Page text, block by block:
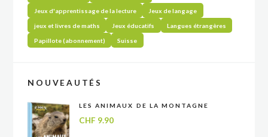
Jeux d'apprentissage de la lecture Jeux de langage
jeux et livres de maths Jeux éducatifs Langues étrangères
Papillote (abonnement) Suisse
NOUVEAUTÉS
LES ANIMAUX DE LA MONTAGNE
CHF9.90